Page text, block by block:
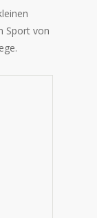
Sport von